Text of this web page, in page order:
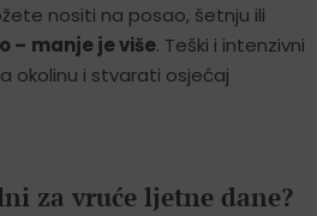
nositi na posao, šetnju ili
– manje je više. Teški i intenzivni
okolinu i stvarati osjećaj
za vruće ljetne dane?